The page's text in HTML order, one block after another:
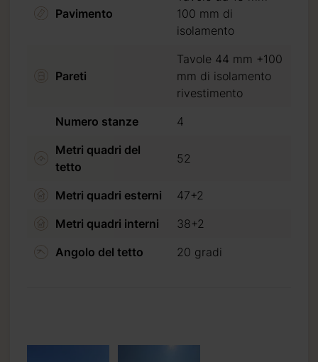
Pavimento
100 mm di
isolamento
Pareti
Tavole 44 mm +100
mm di isolamento
rivestimento
Numero stanze
4
Metri quadri del
tetto
52
Metri quadri esterni
47+2
Metri quadri interni
38+2
Angolo del tetto
20 gradi